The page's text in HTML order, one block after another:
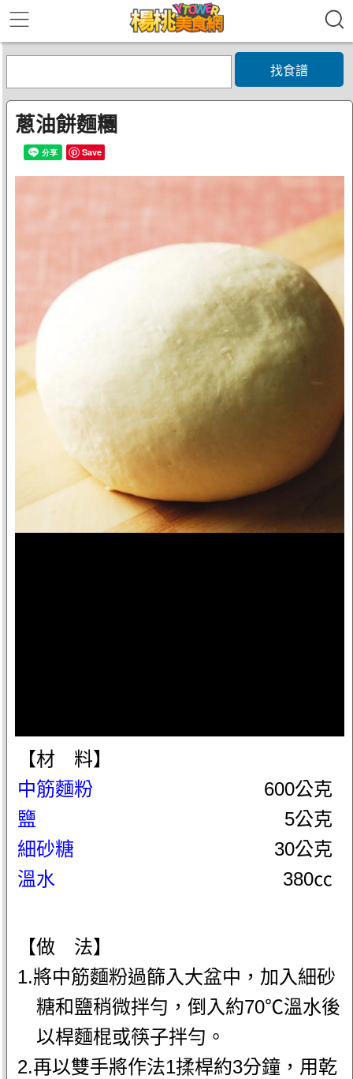
找食譜
蔥油餅麵糰
Save
【材 料】
中筋麵粉
600公克
鹽
5公克
細砂糖
30公克
溫水
380㏄
【做 法】
1.將中筋麵粉過篩入大盆中，加入細砂
糖和鹽稍微拌勻，倒入約70℃溫水後
以桿麵棍或筷子拌勻。
2.再以雙手將作法1揉桿約3分鐘，用乾